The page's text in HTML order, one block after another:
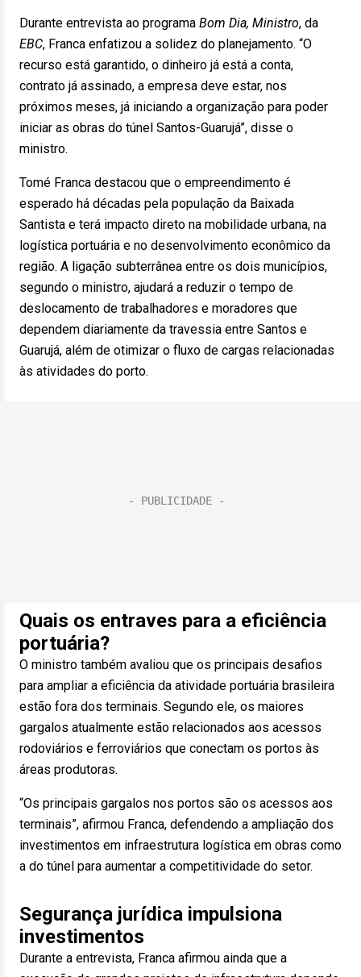
Durante entrevista ao programa Bom Dia, Ministro, da
EBC, Franca enfatizou a solidez do planejamento. “O
recurso está garantido, o dinheiro já está a conta,
contrato já assinado, a empresa deve estar, nos
próximos meses, já iniciando a organização para poder
iniciar as obras do túnel Santos-Guarujá”, disse o
ministro.
Tomé Franca destacou que o empreendimento é
esperado há décadas pela população da Baixada
Santista e terá impacto direto na mobilidade urbana, na
logística portuária e no desenvolvimento econômico da
região. A ligação subterrânea entre os dois municípios,
segundo o ministro, ajudará a reduzir o tempo de
deslocamento de trabalhadores e moradores que
dependem diariamente da travessia entre Santos e
Guarujá, além de otimizar o fluxo de cargas relacionadas
às atividades do porto.
Quais os entraves para a eficiência
portuária?
O ministro também avaliou que os principais desafios
para ampliar a eficiência da atividade portuária brasileira
estão fora dos terminais. Segundo ele, os maiores
gargalos atualmente estão relacionados aos acessos
rodoviários e ferroviários que conectam os portos às
áreas produtoras.
“Os principais gargalos nos portos são os acessos aos
terminais”, afirmou Franca, defendendo a ampliação dos
investimentos em infraestrutura logística em obras como
a do túnel para aumentar a competitividade do setor.
Segurança jurídica impulsiona
investimentos
Durante a entrevista, Franca afirmou ainda que a